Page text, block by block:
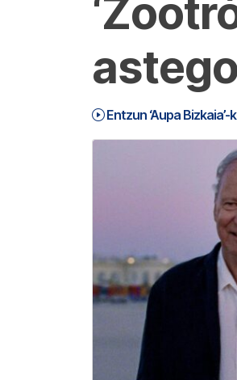
Entzun ‘Aupa